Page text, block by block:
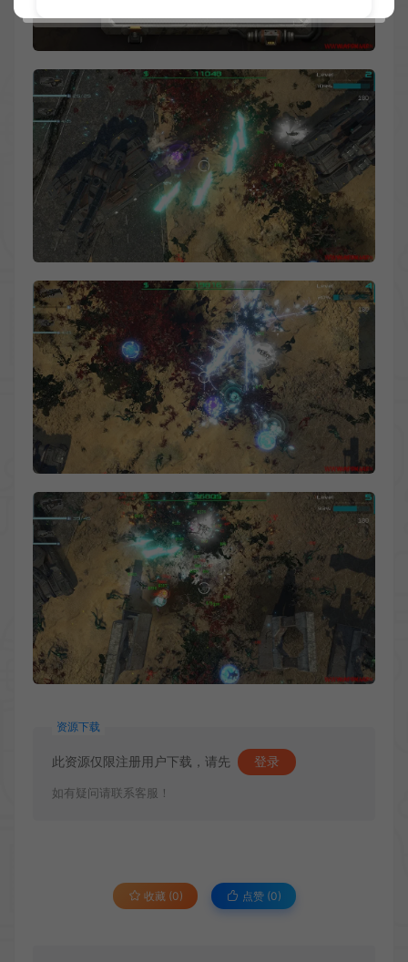
资源下载
此资源仅限注册用户下载，请先 登录
如有疑问请联系客服！
收藏 (0) 点赞 (0)